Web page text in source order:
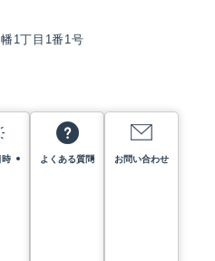
1丁目1番1号
時 よくある質問 お問い合わせ